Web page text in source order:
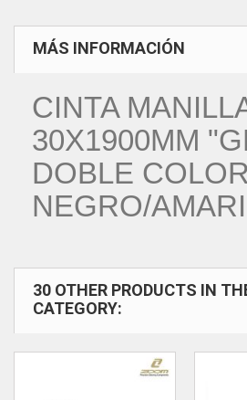
MÁS INFORMACIÓN
CINTA
30X1900MM
DOBLE COLOR
NEGRO/
30 OTHER PRODUCTS IN
CATEGORY: